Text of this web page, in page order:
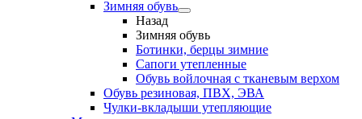
Зимняя обувь
Назад
Зимняя обувь
Ботинки, берцы зимние
Сапоги утепленные
Обувь войлочная с тканевым верхом
Обувь резиновая, ПВХ, ЭВА
Чулки-вкладыши утепляющие